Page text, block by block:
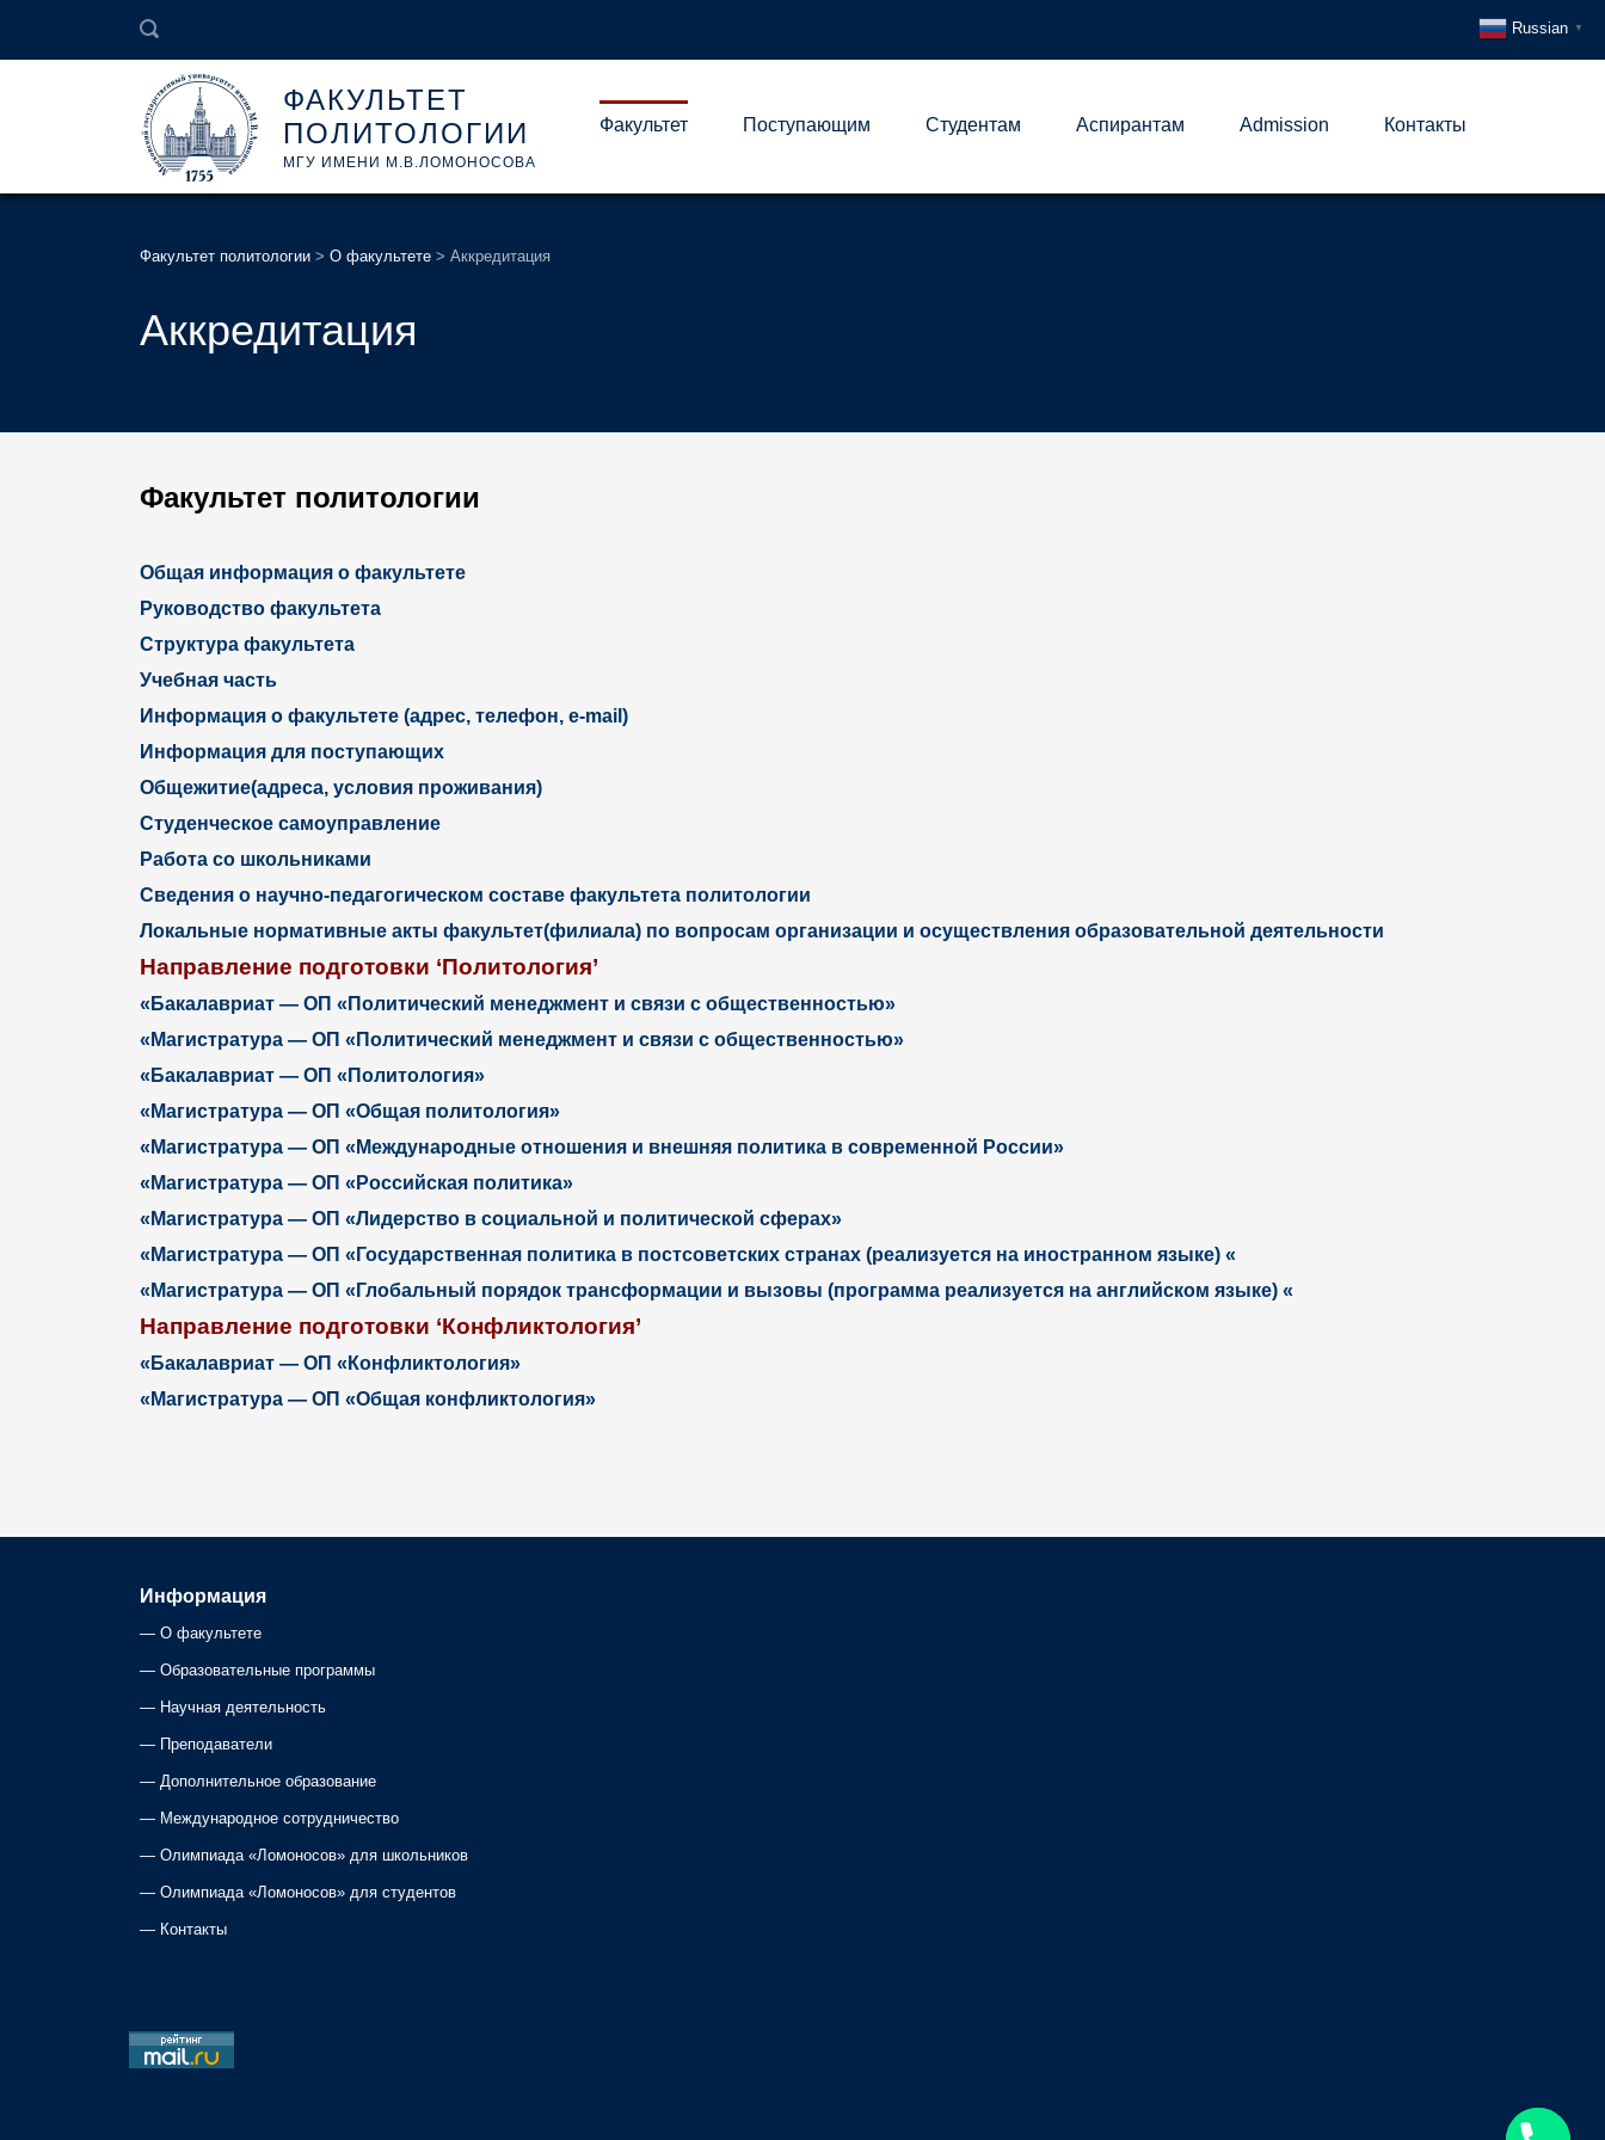
ФАКУЛЬТЕТ
ПОЛИТОЛОГИИ
МГУ ИМЕНИ М.В.ЛОМОНОСОВА
Факультет Поступающим Студентам Аспирантам Admission Контакты
Факультет политологии > О факультете > Аккредитация
Аккредитация
Факультет политологии
Общая информация о факультете
Руководство факультета
Структура факультета
Учебная часть
Информация о факультете (адрес, телефон, е-mail)
Информация для поступающих
Общежитие(адреса, условия проживания)
Студенческое самоуправление
Работа со школьниками
Сведения о научно-педагогическом составе факультета политологии
Локальные нормативные акты факультет(филиала) по вопросам организации и осуществления образовательной деятельности
Направление подготовки ‘Политология’
«Бакалавриат — ОП «Политический менеджмент и связи с общественностью»
«Магистратура — ОП «Политический менеджмент и связи с общественностью»
«Бакалавриат — ОП «Политология»
«Магистратура — ОП «Общая политология»
«Магистратура — ОП «Международные отношения и внешняя политика в современной России»
«Магистратура — ОП «Российская политика»
«Магистратура — ОП «Лидерство в социальной и политической сферах»
«Магистратура — ОП «Государственная политика в постсоветских странах (реализуется на иностранном языке) «
«Магистратура — ОП «Глобальный порядок трансформации и вызовы (программа реализуется на английском языке) «
Направление подготовки ‘Конфликтология’
«Бакалавриат — ОП «Конфликтология»
«Магистратура — ОП «Общая конфликтология»
Информация
— О факультете
— Образовательные программы
— Научная деятельность
— Преподаватели
— Дополнительное образование
— Международное сотрудничество
— Олимпиада «Ломоносов» для школьников
— Олимпиада «Ломоносов» для студентов
— Контакты
Russian ▼